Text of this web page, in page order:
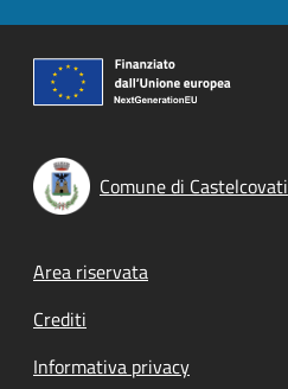
Comune di Castelcovati
Footer menu
Area riservata
Crediti
Informativa privacy